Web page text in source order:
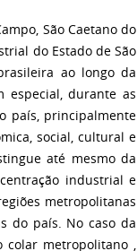
São Caetano do
do Estado de São
ao longo da
especial, durante as
país, principalmente
social, cultural e
até mesmo da
industrial e
metropolitanas
do país. No caso da
colar metropolitano ,